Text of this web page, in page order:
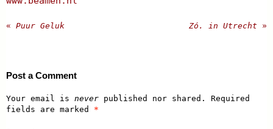
« Puur Geluk Zó. in Utrecht »
Post a Comment
Your email is never published nor shared. Required
fields are marked *